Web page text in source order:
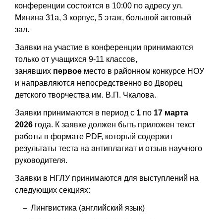
конференции состоится в 10:00 по адресу ул.
Минина 31а, 3 корпус, 5 этаж, большой актовый
зал.
Заявки на участие в конференции принимаются
только от учащихся 9-11 классов,
занявших первое место в районном конкурсе НОУ
и направляются непосредственно во Дворец
детского творчества им. В.П. Чкалова.
Заявки принимаются в период с 1 по 17 марта
2026 года. К заявке должен быть приложен текст
работы в формате PDF, который содержит
результаты теста на антиплагиат и отзыв научного
руководителя.
Заявки в НГЛУ принимаются для выступлений на
следующих секциях:
Лингвистика (английский язык)